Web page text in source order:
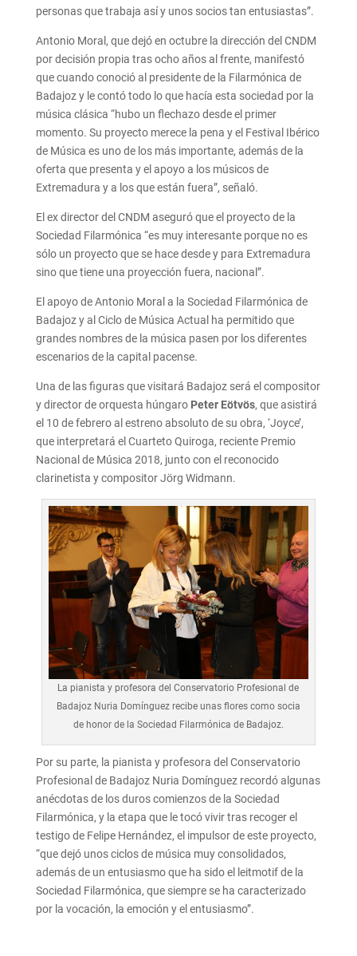
personas que trabaja así y unos socios tan entusiastas”.
Antonio Moral, que dejó en octubre la dirección del CNDM
por decisión propia tras ocho años al frente, manifestó
que cuando conoció al presidente de la Filarmónica de
Badajoz y le contó todo lo que hacía esta sociedad por la
música clásica “hubo un flechazo desde el primer
momento. Su proyecto merece la pena y el Festival Ibérico
de Música es uno de los más importante, además de la
oferta que presenta y el apoyo a los músicos de
Extremadura y a los que están fuera”, señaló.
El ex director del CNDM aseguró que el proyecto de la
Sociedad Filarmónica “es muy interesante porque no es
sólo un proyecto que se hace desde y para Extremadura
sino que tiene una proyección fuera, nacional”.
El apoyo de Antonio Moral a la Sociedad Filarmónica de
Badajoz y al Ciclo de Música Actual ha permitido que
grandes nombres de la música pasen por los diferentes
escenarios de la capital pacense.
Una de las figuras que visitará Badajoz será el compositor
y director de orquesta húngaro Peter Eötvös, que asistirá
el 10 de febrero al estreno absoluto de su obra, ‘Joyce’,
que interpretará el Cuarteto Quiroga, reciente Premio
Nacional de Música 2018, junto con el reconocido
clarinetista y compositor Jörg Widmann.
La pianista y profesora del Conservatorio Profesional de
Badajoz Nuria Domínguez recibe unas flores como socia
de honor de la Sociedad Filarmónica de Badajoz.
Por su parte, la pianista y profesora del Conservatorio
Profesional de Badajoz Nuria Domínguez recordó algunas
anécdotas de los duros comienzos de la Sociedad
Filarmónica, y la etapa que le tocó vivir tras recoger el
testigo de Felipe Hernández, el impulsor de este proyecto,
“que dejó unos ciclos de música muy consolidados,
además de un entusiasmo que ha sido el leitmotif de la
Sociedad Filarmónica, que siempre se ha caracterizado
por la vocación, la emoción y el entusiasmo”.